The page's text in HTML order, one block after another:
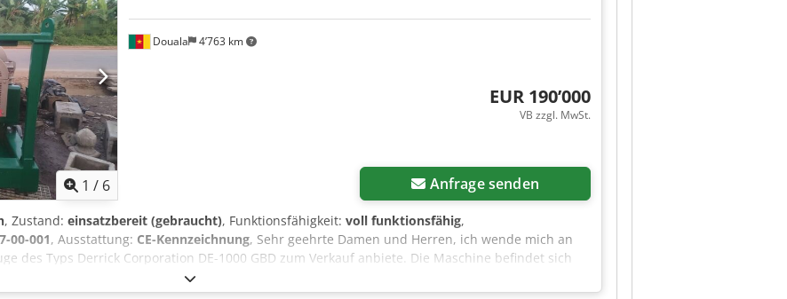
1 / 6
Douala 4’763 km
EUR 190’000
VB zzgl. MwSt.
Anfrage senden
, Zustand: einsatzbereit (gebraucht), Funktionsfähigkeit: voll funktionsfähig,
00-001, Ausstattung: CE-Kennzeichnung, Sehr geehrte Damen und Herren, ich wende mich an
des Typs Derrick Corporation DE-1000 GBD zum Verkauf anbiete. Die Maschine befindet sich
sich um eine Original-Zentrifuge der Firma Derrick Corporation, die von einem seriösen
kann. Technische Daten: Hersteller: Derrick Corporation, Buffalo, New York, USA Modell: DE-